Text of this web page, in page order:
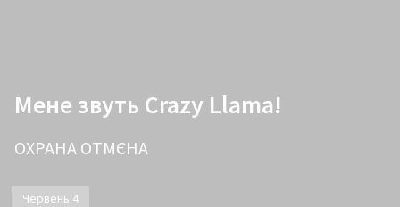
Мене звуть Crazy Llama!
ОХРАНА ОТМЄНА
Червень 4